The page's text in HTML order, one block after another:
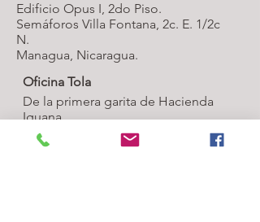
Edificio Opus I, 2do Piso.
Semáforos Villa Fontana, 2c. E. 1/2c
N.
Managua, Nicaragua.
Oficina Tola
De la primera garita de Hacienda
Iguana,
600mts sobre el acceso, mano
izquierda.